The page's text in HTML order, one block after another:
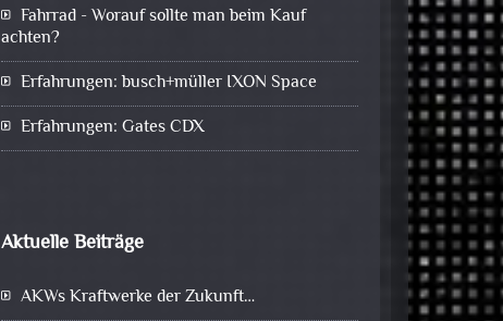
Fahrrad - Worauf sollte man beim Kauf
achten?
Erfahrungen: busch+müller IXON Space
Erfahrungen: Gates CDX
Aktuelle Beiträge
AKWs Kraftwerke der Zukunft…